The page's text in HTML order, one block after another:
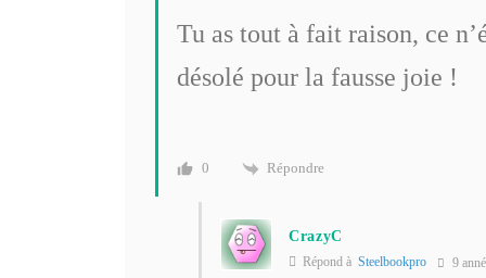
Tu as tout à fait raison, ce
désolé pour la fausse joie !
0 Répondre
CrazyC
Répond à Steelbookpro 9